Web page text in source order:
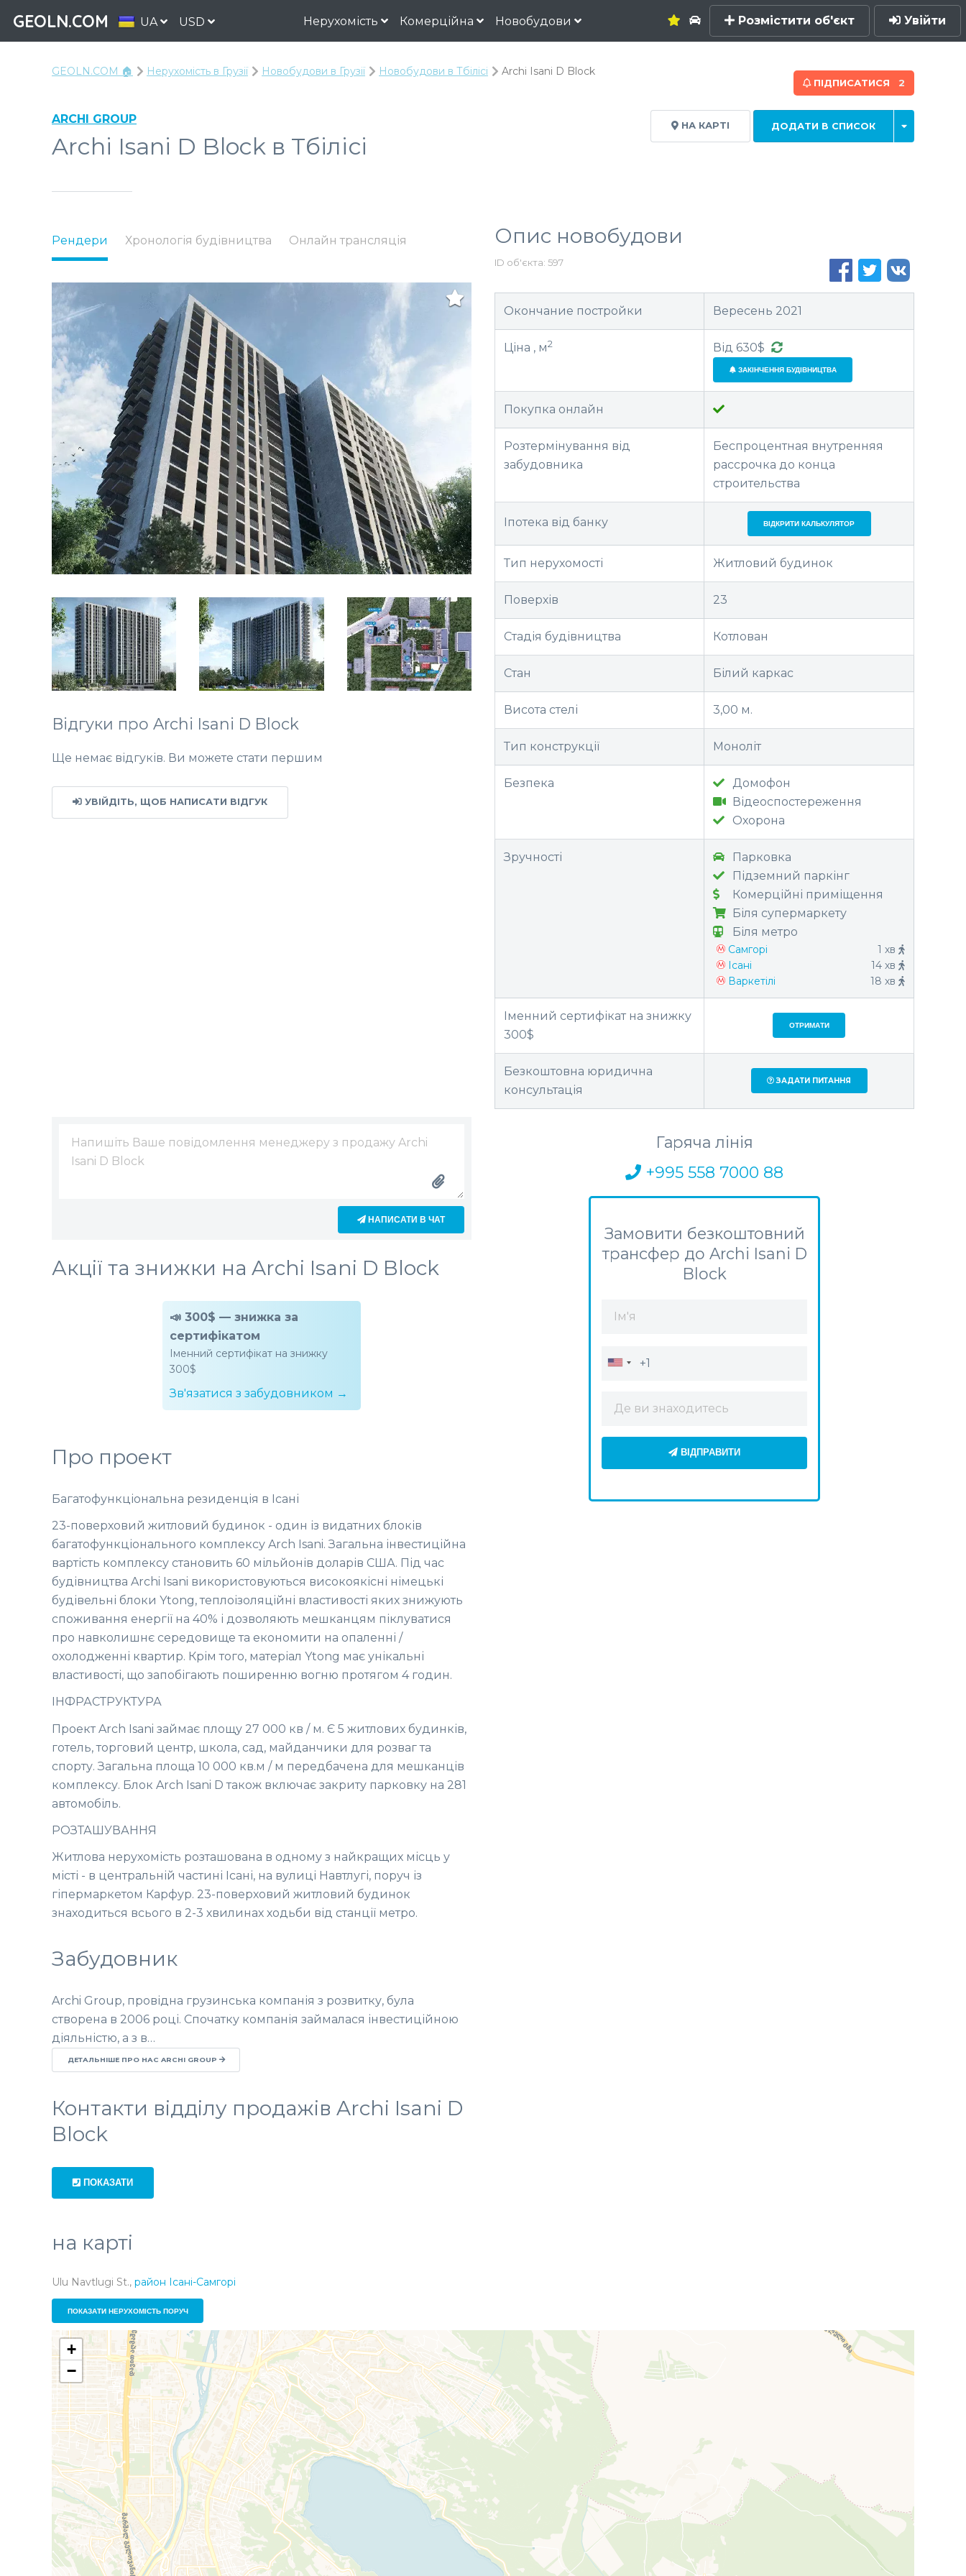
GEOLN.COM UA USD Нерухомість Комерційна Новобудови Розмістити об'єкт Увійти
GEOLN.COM 🏠 Нерухомість в Грузії Новобудови в Грузії Новобудови в Тбілісі Archi Isani D Block
ARCHI GROUP
ПІДПИСАТИСЯ 2
НА КАРТІ ДОДАТИ В СПИСОК
Archi Isani D Block в Тбілісі
Рендери Хронологія будівництва Онлайн трансляція
Відгуки про Archi Isani D Block
Ще немає відгуків. Ви можете стати першим
УВІЙДІТЬ, ЩОБ НАПИСАТИ ВІДГУК
Опис новобудови
ID об'єкта: 597
Окончание постройки Вересень 2021
Ціна , м2 Від 630$
ЗАКІНЧЕННЯ БУДІВНИЦТВА
Покупка онлайн
Розтермінування від
забудовника
Беспроцентная внутренняя
рассрочка до конца
строительства
Іпотека від банку ВІДКРИТИ КАЛЬКУЛЯТОР
Тип нерухомості Житловий будинок
Поверхів 23
Стадія будівництва Котлован
Стан Білий каркас
Висота стелі 3,00 м.
Тип конструкції Моноліт
Безпека
Домофон
Відеоспостереження
Охорона
Зручності
Парковка
Підземний паркінг
Комерційні приміщення
Біля супермаркету
Біля метро
Самгорі
1 хв
Ісані
14 хв
Варкетілі
18 хв
Іменний сертифікат на знижку
300$
ОТРИМАТИ
Безкоштовна юридична
консультація
ЗАДАТИ ПИТАННЯ
НАПИСАТИ В ЧАТ
Акції та знижки на Archi Isani D Block
📣 300$ — знижка за
сертифікатом
Іменний сертифікат на знижку
300$
Зв'язатися з забудовником →
Про проект
Багатофункціональна резиденція в Ісані
23-поверховий житловий будинок - один із видатних блоків
багатофункціонального комплексу Arch Isani. Загальна інвестиційна
вартість комплексу становить 60 мільйонів доларів США. Під час
будівництва Archi Isani використовуються високоякісні німецькі
будівельні блоки Ytong, теплоізоляційні властивості яких знижують
споживання енергії на 40% і дозволяють мешканцям піклуватися
про навколишнє середовище та економити на опаленні /
охолодженні квартир. Крім того, матеріал Ytong має унікальні
властивості, що запобігають поширенню вогню протягом 4 годин.
ІНФРАСТРУКТУРА
Проект Arch Isani займає площу 27 000 кв / м. Є 5 житлових будинків,
готель, торговий центр, школа, сад, майданчики для розваг та
спорту. Загальна площа 10 000 кв.м / м передбачена для мешканців
комплексу. Блок Arch Isani D також включає закриту парковку на 281
автомобіль.
РОЗТАШУВАННЯ
Житлова нерухомість розташована в одному з найкращих місць у
місті - в центральній частині Ісані, на вулиці Навтлугі, поруч із
гіпермаркетом Карфур. 23-поверховий житловий будинок
знаходиться всього в 2-3 хвилинах ходьби від станції метро.
Забудовник
Archi Group, провідна грузинська компанія з розвитку, була
створена в 2006 році. Спочатку компанія займалася інвестиційною
діяльністю, а з в…
ДЕТАЛЬНІШЕ ПРО НАС ARCHI GROUP
Контакти відділу продажів Archi Isani D
Block
ПОКАЗАТИ
Гаряча лінія
+995 558 7000 88
Замовити безкоштовний
трансфер до Archi Isani D
Block
ВІДПРАВИТИ
на карті
Ulu Navtlugi St., район Ісані-Самгорі
ПОКАЗАТИ НЕРУХОМІСТЬ ПОРУЧ
+
−